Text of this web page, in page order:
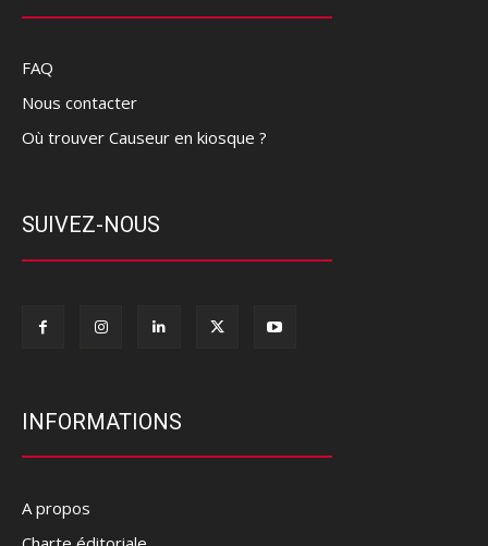
FAQ
Nous contacter
Où trouver Causeur en kiosque ?
SUIVEZ-NOUS
INFORMATIONS
A propos